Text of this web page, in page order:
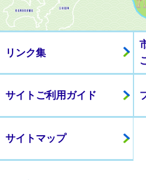
リンク集
サイトご利用ガイド
サイトマップ